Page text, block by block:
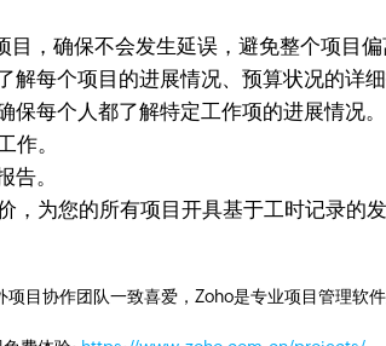
，确保不会发生延误，避免整个项目偏
每个项目的进展情况、预算状况的详细
每个人都了解特定工作项的进展情况。
作。
告。
为您的所有项目开具基于工时记录的发
项目协作团队一致喜爱，Zoho是专业项目管理软件